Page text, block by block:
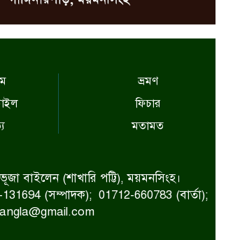
ভ্রমণ
ফিচার
মতামত
বাইলেন (শাখারি পট্টি), ময়মনসিংহ।
(সম্পাদক); 01712-660783 (বার্তা);